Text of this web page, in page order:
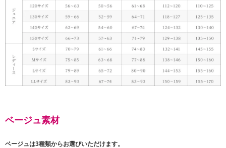
ベージュ素材
ベージュは3種類からお選びいただけます。